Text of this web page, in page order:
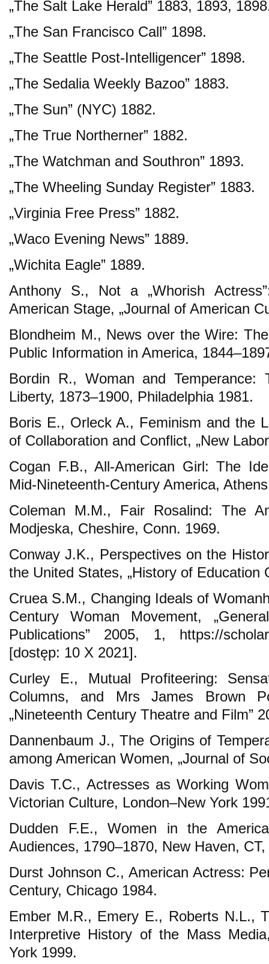
„The Salt Lake Herald” 1883, 1893,
„The San Francisco Call” 1898.
„The Seattle Post-Intelligencer” 1898.
„The Sedalia Weekly Bazoo” 1883.
„The Sun” (NYC) 1882.
„The True Northerner” 1882.
„The Watchman and Southron” 1893.
„The Wheeling Sunday Register” 1883.
„Virginia Free Press” 1882.
„Waco Evening News” 1889.
„Wichita Eagle” 1889.
Anthony S., Not a „Whorish
American Stage, „Journal of American
Blondheim M., News over the Wire:
Public Information in America,
Bordin R., Woman and
Liberty, 1873–1900, Philadelphia 1981.
Boris E., Orleck A., Feminism and the
of Collaboration and Conflict, „New
Cogan F.B., All-American Girl: The
Mid-Nineteenth-Century America,
Coleman M.M., Fair Rosalind: The
Modjeska, Cheshire, Conn. 1969.
Conway J.K., Perspectives on the
the United States, „History of Education
Cruea S.M., Changing Ideals of
Century Woman Movement,
Publications” 2005, 1, https://
[dostęp: 10 X 2021].
Curley E., Mutual Profiteering:
Columns, and Mrs James Brown
„Nineteenth Century Theatre and Film”
Dannenbaum J., The Origins of
among American Women, „Journal of
Davis T.C., Actresses as Working
Victorian Culture, London–New York
Dudden F.E., Women in the
Audiences, 1790–1870, New Haven,
Durst Johnson C., American Actress:
Century, Chicago 1984.
Ember M.R., Emery E., Roberts N.L.,
Interpretive History of the Mass
York 1999.